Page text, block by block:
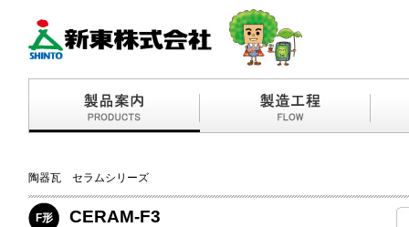
陶器瓦 セラムシリーズ
F形 CERAM-F3